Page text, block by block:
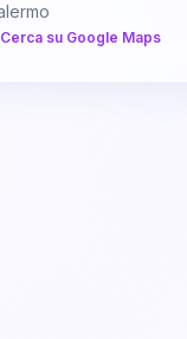
Cerca su Google Maps